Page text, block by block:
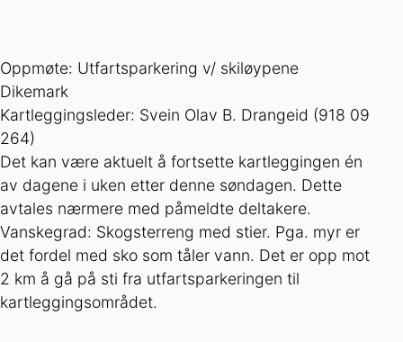
Oppmøte: Utfartsparkering v/ skiløypene
Dikemark
Kartleggingsleder: Svein Olav B. Drangeid (918 09
264)
Det kan være aktuelt å fortsette kartleggingen én
av dagene i uken etter denne søndagen. Dette
avtales nærmere med påmeldte deltakere.
Vanskegrad: Skogsterreng med stier. Pga. myr er
det fordel med sko som tåler vann. Det er opp mot
2 km å gå på sti fra utfartsparkeringen til
kartleggingsområdet.